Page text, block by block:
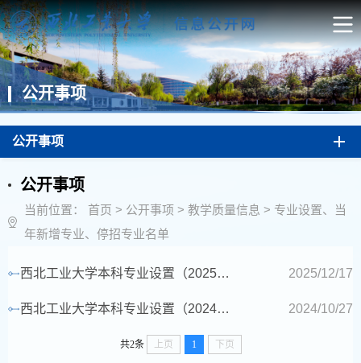
公开事项
公开事项
公开事项
当前位置： 首页 > 公开事项 > 教学质量信息 > 专业设置、当
年新增专业、停招专业名单
西北工业大学本科专业设置（2025年12月更新） 2025/12/17
西北工业大学本科专业设置（2024年10月更新） 2024/10/27
共2条 上页 1 下页